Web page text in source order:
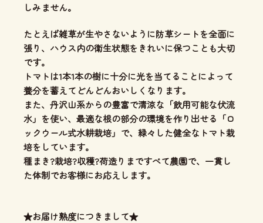
しみません。
たとえば雑草が生やさないように防草シートを全面に
張り、ハウス内の衛生状態をきれいに保つことも大切
です。
トマトは1本1本の樹に十分に光を当てることによって
養分を蓄えてどんどんおいしくなります。
また、丹沢山系からの豊富で清涼な「飲用可能な伏流
水」を使い、 最適な根の部分の環境を作り出せる「ロ
ックウール式水耕栽培」 で、緑々した健全なトマト栽
培をしています。
種まき?栽培?収穫?荷造りまですべて農園で、一貫し
た体制でお客様にお応えします。
★お届け熟度につきまして★